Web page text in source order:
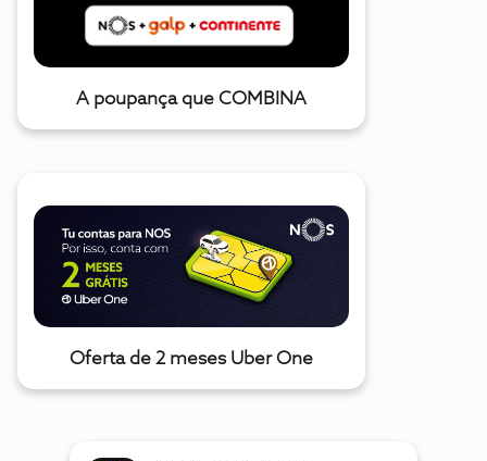
A poupança que COMBINA
Oferta de 2 meses Uber One